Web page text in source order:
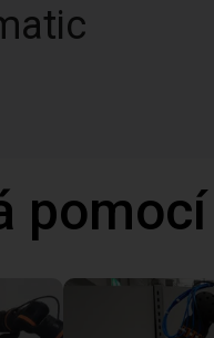
pomocí